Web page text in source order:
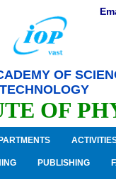
OF
TECHNOLOGY
OF
PUBLISHING